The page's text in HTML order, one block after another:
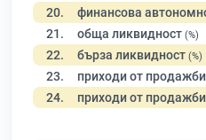
20. финансова
21. обща ликвидност (%)
22. бърза ликвидност (%)
23. приходи от
24. приходи от